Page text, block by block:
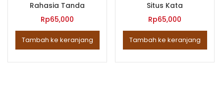
Rahasia Tanda
Rp65,000
Tambah ke keranjang
Situs Kata
Rp65,000
Tambah ke keranjang